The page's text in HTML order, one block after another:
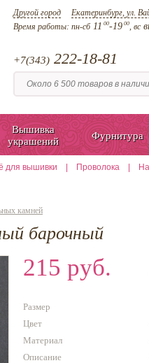
Другой город Екатеринбург, ул.
Время работы: пн-сб11 00-19 00, вс
+7(343) 222-18-81
Вышивка
украшений
Фурнитура
для вышивки Проволока
камней
барочный
215 руб.
Размер
Цвет
Материал
Описание